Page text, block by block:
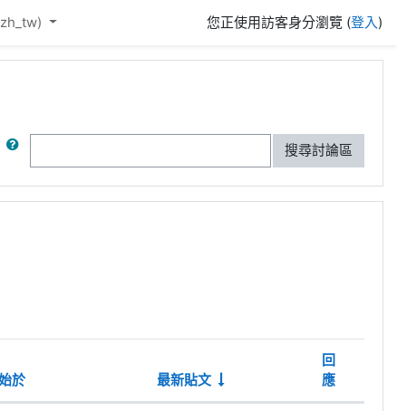
您正使用訪客身分瀏覽 (登入)
搜尋討論區
於 最新貼文
回
應
動作